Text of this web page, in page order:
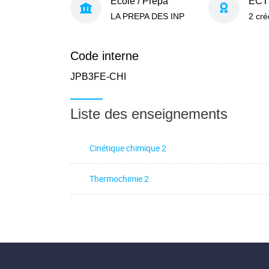
LA PREPA DES INP 2
Code interne
JPB3FE-CHI
Liste des enseignements
Cinétique chimique 2
Thermochimie 2